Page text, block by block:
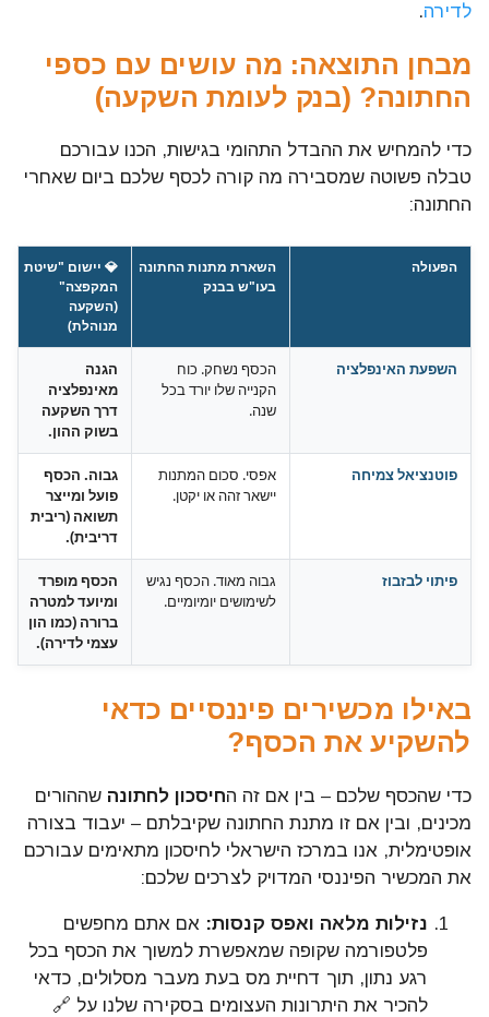
לדירה.
מבחן התוצאה: מה עושים עם כספי
החתונה? (בנק לעומת השקעה)
כדי להמחיש את ההבדל התהומי בגישות, הכנו עבורכם
טבלה פשוטה שמסבירה מה קורה לכסף שלכם ביום שאחרי
החתונה:
הפעולה
השארת מתנות החתונה
בעו"ש בבנק
💎 יישום "שיטת
המקפצה"
(השקעה
מנוהלת)
השפעת האינפלציה
הכסף נשחק. כוח
הקנייה שלו יורד בכל
שנה.
הגנה
מאינפלציה
דרך השקעה
בשוק ההון.
פוטנציאל צמיחה
אפסי. סכום המתנות
יישאר זהה או יקטן.
גבוה. הכסף
פועל ומייצר
תשואה (ריבית
דריבית).
פיתוי לבזבוז
גבוה מאוד. הכסף נגיש
לשימושים יומיומיים.
הכסף מופרד
ומיועד למטרה
ברורה (כמו הון
עצמי לדירה).
באילו מכשירים פיננסיים כדאי
להשקיע את הכסף?
כדי שהכסף שלכם – בין אם זה החיסכון לחתונה שההורים
מכינים, ובין אם זו מתנת החתונה שקיבלתם – יעבוד בצורה
אופטימלית, אנו במרכז הישראלי לחיסכון מתאימים עבורכם
את המכשיר הפיננסי המדויק לצרכים שלכם:
נזילות מלאה ואפס קנסות: אם אתם מחפשים
פלטפורמה שקופה שמאפשרת למשוך את הכסף בכל
רגע נתון, תוך דחיית מס בעת מעבר מסלולים, כדאי
להכיר את היתרונות העצומים בסקירה שלנו על 🔗